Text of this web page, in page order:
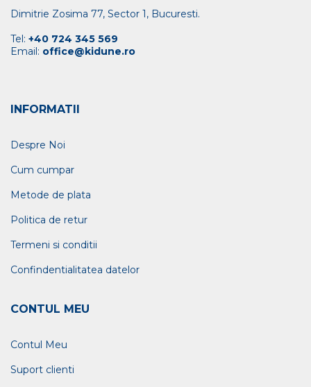
Dimitrie Zosima 77, Sector 1, Bucuresti.
Tel: +40 724 345 569
Email: office@kidune.ro
INFORMATII
Despre Noi
Cum cumpar
Metode de plata
Politica de retur
Termeni si conditii
Confindentialitatea datelor
CONTUL MEU
Contul Meu
Suport clienti